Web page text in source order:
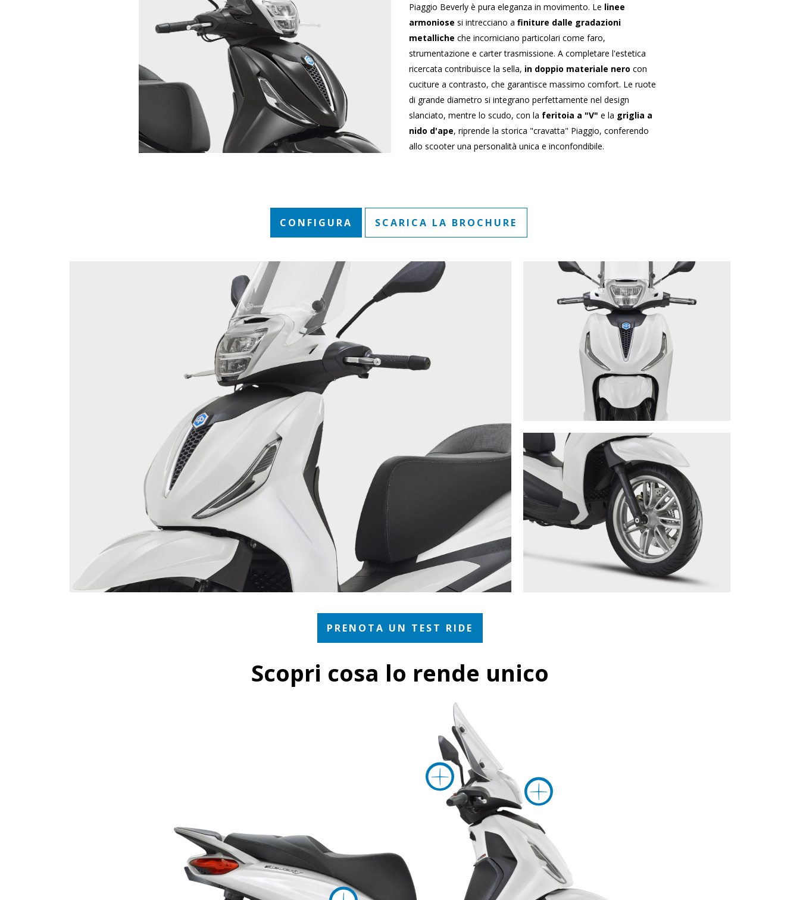
Piaggio Beverly è pura eleganza in movimento. Le linee
armoniose si intrecciano a finiture dalle gradazioni
metalliche che incorniciano particolari come faro,
strumentazione e carter trasmissione. A completare l'estetica
ricercata contribuisce la sella, in doppio materiale nero con
cuciture a contrasto, che garantisce massimo comfort. Le ruote
di grande diametro si integrano perfettamente nel design
slanciato, mentre lo scudo, con la feritoia a "V" e la griglia a
nido d'ape, riprende la storica "cravatta" Piaggio, conferendo
allo scooter una personalità unica e inconfondibile.
CONFIGURA SCARICA LA BROCHURE
PRENOTA UN TEST RIDE
Scopri cosa lo rende unico
Maggiori informazini su